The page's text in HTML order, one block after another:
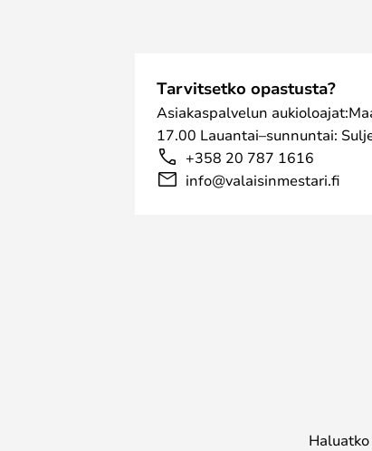
Tarvitsetko opastusta?
Asiakaspalvelun
17.00 Lauantai–sunnuntai:
+358 20 787 1616
info@valaisinmestari.fi